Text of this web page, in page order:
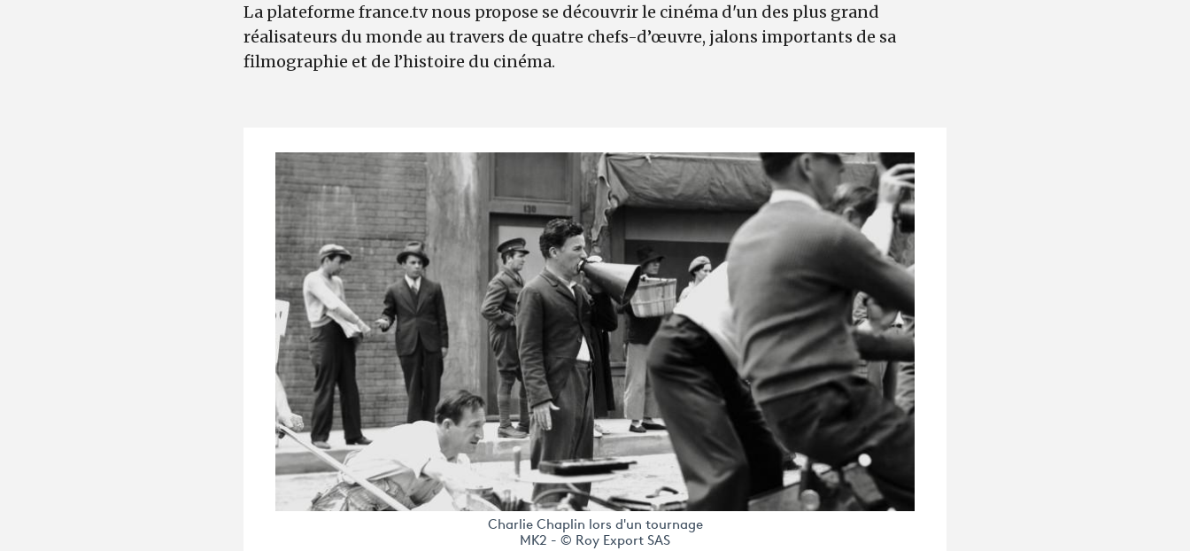
La plateforme france.tv nous propose se découvrir le cinéma d'un des plus grand
réalisateurs du monde au travers de quatre chefs-d’œuvre, jalons importants de sa
filmographie et de l’histoire du cinéma.
Charlie Chaplin lors d'un tournage
MK2 - © Roy Export SAS